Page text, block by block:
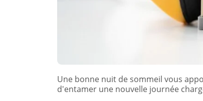
Une bonne nuit de sommeil vous
d'entamer une nouvelle journée